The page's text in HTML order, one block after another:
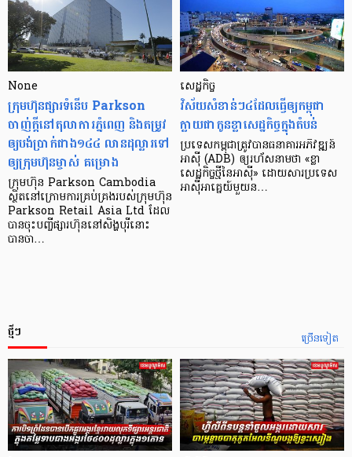
None
ក្រុមហ៊ុនផ្សារទំនើប Parkson
ចាញ់ក្ដីនៅតុលាការភ្នំពេញ និងតម្រូវ
ឲ្យបង់ប្រាក់ជាង១៤៤ លានដុល្លារទៅ
ឲ្យក្រុមហ៊ុនម្ចាស់ គម្រោង
ក្រុមហ៊ុន Parkson Cambodia
ស្ថិតនៅក្រោមការគ្រប់គ្រងរបស់ក្រុមហ៊ុន
Parkson Retail Asia Ltd ដែល
បានចុះបញ្ចីផ្សារហ៊ុននៅសិង្ហបុរីនោះ
បានចា…
សេដ្ឋកិច្ច​
វិស័យ​សំខាន់ៗ​៤​ដែល​ធ្វើ​ឲ្យ​កម្ពុជា​
ក្លាយ​ជា​កូន​ខ្លា​សេដ្ឋកិច្ច​ក្នុង​តំបន់
ប្រទេស​កម្ពុជា​ត្រូវ​បាន​ធនាគារ​អភិវឌ្ឍន៍​
អាស៊ី (ADB) ឲ្យ​រហ័ស​នាមថា «ខ្លា​
សេដ្ឋកិច្ច​ថ្មី​នៃ​អាស៊ី» ដោយសារ​ប្រទេស​
អាស៊ី​អាគ្នេយ៍​មួយ​ន…
ច្រើនទៀត
ថ្មីៗ